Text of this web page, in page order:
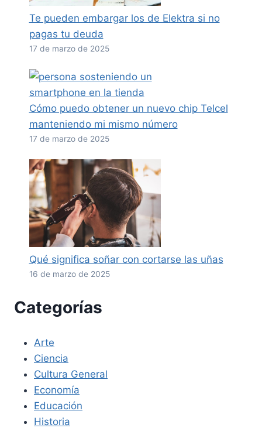
Te pueden embargar los de Elektra si no
pagas tu deuda
17 de marzo de 2025
Cómo puedo obtener un nuevo chip Telcel
manteniendo mi mismo número
17 de marzo de 2025
Qué significa soñar con cortarse las uñas
16 de marzo de 2025
Categorías
Arte
Ciencia
Cultura General
Economía
Educación
Historia